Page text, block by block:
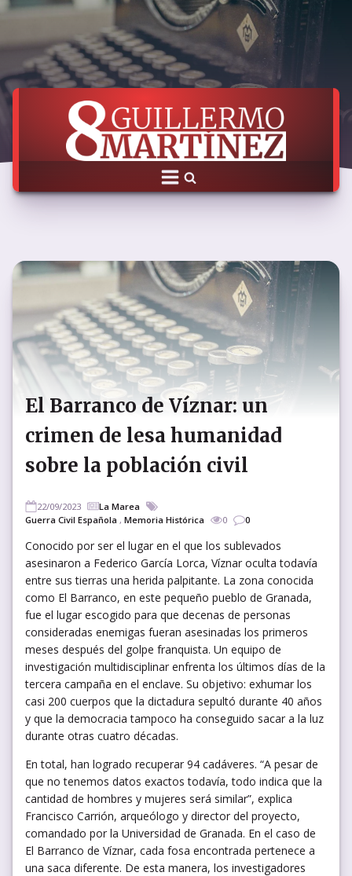
El Barranco de Víznar: un
crimen de lesa humanidad
sobre la población civil
22/09/2023
La Marea
Guerra Civil Española , Memoria Histórica 0 0
Conocido por ser el lugar en el que los sublevados
asesinaron a Federico García Lorca, Víznar oculta todavía
entre sus tierras una herida palpitante. La zona conocida
como El Barranco, en este pequeño pueblo de Granada,
fue el lugar escogido para que decenas de personas
consideradas enemigas fueran asesinadas los primeros
meses después del golpe franquista. Un equipo de
investigación multidisciplinar enfrenta los últimos días de la
tercera campaña en el enclave. Su objetivo: exhumar los
casi 200 cuerpos que la dictadura sepultó durante 40 años
y que la democracia tampoco ha conseguido sacar a la luz
durante otras cuatro décadas.
En total, han logrado recuperar 94 cadáveres. “A pesar de
que no tenemos datos exactos todavía, todo indica que la
cantidad de hombres y mujeres será similar”, explica
Francisco Carrión, arqueólogo y director del proyecto,
comandado por la Universidad de Granada. En el caso de
El Barranco de Víznar, cada fosa encontrada pertenece a
una saca diferente. De esta manera, los investigadores